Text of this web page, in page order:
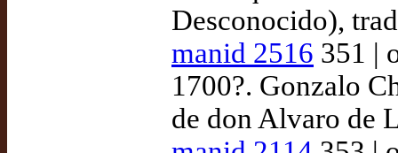
Desconocido),
manid 2516 351 |
1700?. Gonzalo
de don Alvaro de